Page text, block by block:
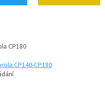
CP180
CP140-CP180